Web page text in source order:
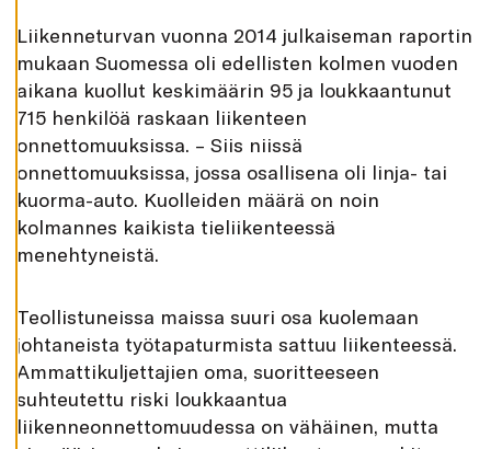
I
L
L
Ä
K
I
K
I
H
V
Y
K
K
I
E
Liikenneturvan vuonna 2014 julkaiseman raportin
mukaan Suomessa oli edellisten kolmen vuoden
aikana kuollut keskimäärin 95 ja loukkaantunut
715 henkilöä raskaan liikenteen
onnettomuuksissa. – Siis niissä
onnettomuuksissa, jossa osallisena oli linja- tai
kuorma-auto. Kuolleiden määrä on noin
kolmannes kaikista tieliikenteessä
menehtyneistä.
Teollistuneissa maissa suuri osa kuolemaan
johtaneista työtapaturmista sattuu liikenteessä.
Ammattikuljettajien oma, suoritteeseen
suhteutettu riski loukkaantua
liikenneonnettomuudessa on vähäinen, mutta